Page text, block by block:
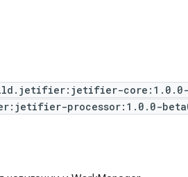
core:1.0.0-
processor:1.0.0-